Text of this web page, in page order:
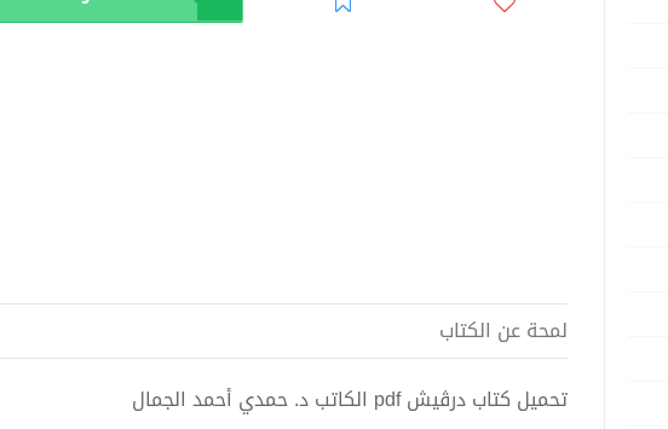
لمحة عن الكتاب
تحميل كتاب درڤيش pdf الكاتب د. حمدي أحمد الجمال